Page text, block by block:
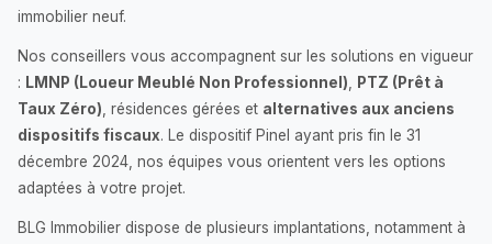
immobilier neuf.
Nos conseillers vous accompagnent sur les solutions en vigueur
: LMNP (Loueur Meublé Non Professionnel)
PTZ (Prêt à
Taux Zéro) , résidences gérées et alternatives aux anciens
dispositifs fiscaux. Le dispositif Pinel ayant pris fin le 31
décembre 2024, nos équipes vous orientent vers les options
adaptées à votre projet.
BLG Immobilier dispose de plusieurs implantations, notamment à